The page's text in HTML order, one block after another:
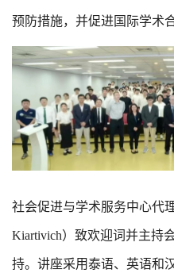
预防措施，并促进国际学术
社会促进与学术服务中心代
Kiartivich）致欢迎词并主持
持。讲座采用泰语、英语和